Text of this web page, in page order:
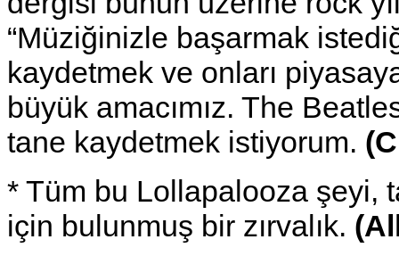
“Müziğinizle başarmak
kaydetmek ve onları
büyük amacımız. The
tane kaydetmek istiyorum.
* Tüm bu Lollapalooza şeyi,
için bulunmuş bir zırvalık.